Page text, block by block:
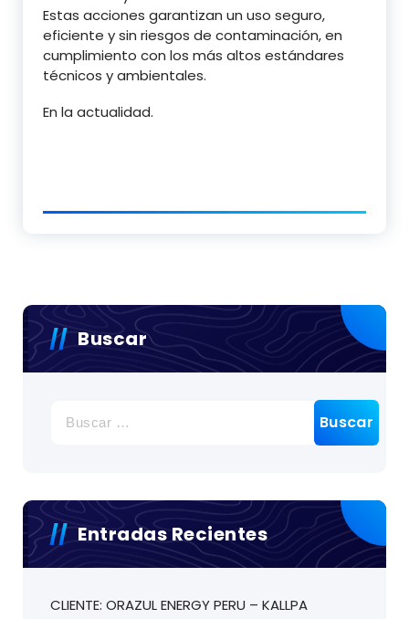
Estas acciones garantizan un uso seguro,
eficiente y sin riesgos de contaminación, en
cumplimiento con los más altos estándares
técnicos y ambientales.
En la actualidad.
Buscar
Entradas Recientes
CLIENTE: ORAZUL ENERGY PERU – KALLPA